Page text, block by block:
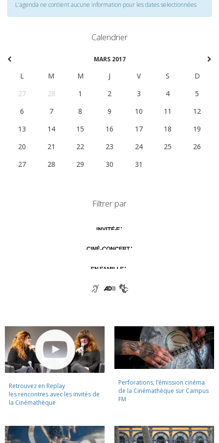
L'agenda ne contient aucune information pour les dates selectionnées
Calendrier
MARS 2017
L M M J V S
D
27
28 1 2 3 4
5
6
7 8 9 10 11
12
13
14 15 16 17 18
19
20
21 22 23 24 25
26
27
28 29 30 31
Filtrer par
Retrouvez en Replay
les rencontres avec les invités de
la Cinémathèque
Perforations, l’émission cinéma
de la Cinémathèque sur Campus
FM